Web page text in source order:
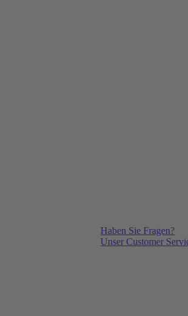
Haben Sie Fragen?
Unser Customer